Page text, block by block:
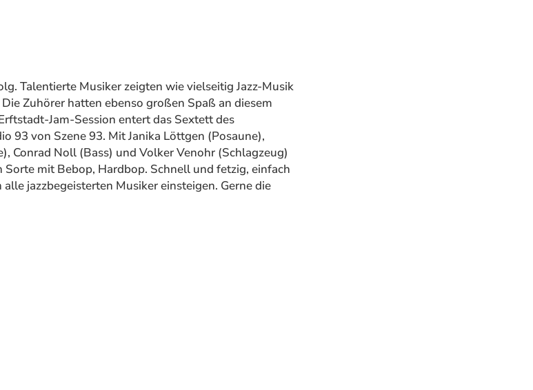
Talentierte Musiker zeigten wie vielseitig Jazz-Musik
Zuhörer hatten ebenso großen Spaß an diesem
Jam-Session entert das Sextett des
93 von Szene 93. Mit Janika Löttgen (Posaune),
Conrad Noll (Bass) und Volker Venohr (Schlagzeug)
mit Bebop, Hardbop. Schnell und fetzig, einfach
jazzbegeisterten Musiker einsteigen. Gerne die